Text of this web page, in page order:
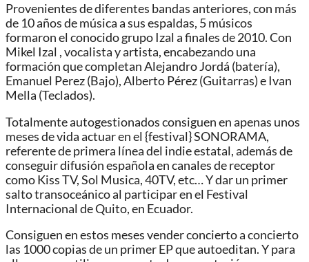
Provenientes de diferentes bandas anteriores, con más
de 10 años de música a sus espaldas, 5 músicos
formaron el conocido grupo Izal a finales de 2010. Con
Mikel Izal , vocalista y artista, encabezando una
formación que completan Alejandro Jordá (batería),
Emanuel Perez (Bajo), Alberto Pérez (Guitarras) e Ivan
Mella (Teclados).
Totalmente autogestionados consiguen en apenas unos
meses de vida actuar en el {festival} SONORAMA,
referente de primera línea del indie estatal, además de
conseguir difusión española en canales de receptor
como Kiss TV, Sol Musica, 40TV, etc… Y dar un primer
salto transoceánico al participar en el Festival
Internacional de Quito, en Ecuador.
Consiguen en estos meses vender concierto a concierto
las 1000 copias de un primer EP que autoeditan. Y para